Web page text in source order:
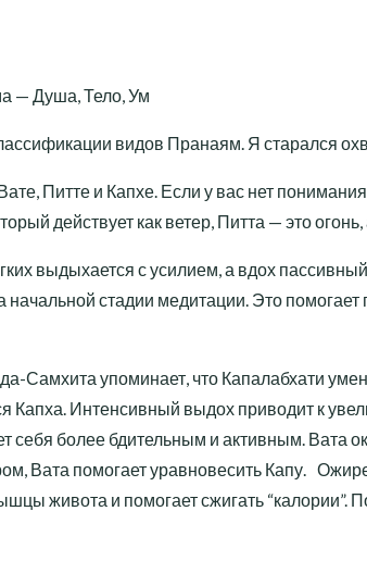
— Душа, Тело, Ум
видов Пранаям. Я старался
Питте и Капхе. Если у вас нет
действует как ветер, Питта — это
выдыхается с усилием, а вдох
стадии медитации. Это помогает
Самхита упоминает, что Капалабхати
Капха. Интенсивный выдох приводит к
себя более бдительным и активным. Вата
Вата помогает уравновесить Капу.
живота и помогает сжигать “калории”.